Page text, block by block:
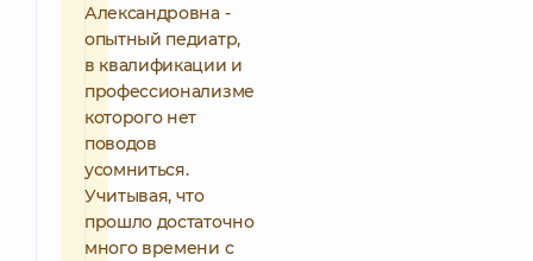
Александровна -
опытный педиатр,
в квалификации и
профессионализме
которого нет
поводов
усомниться.
Учитывая, что
прошло достаточно
много времени с